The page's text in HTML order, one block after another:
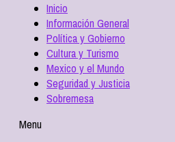
Inicio
Información General
Política y Gobierno
Cultura y Turismo
Mexico y el Mundo
Seguridad y Justicia
Sobremesa
Menu